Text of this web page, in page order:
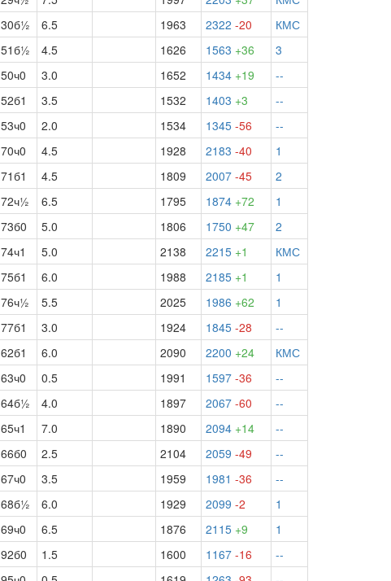
30б½ 6.5 1963 2322 -20
КМС
51б½ 4.5 1626 1563 +36
3
50ч0 3.0 1652 1434 +19
--
52б1 3.5 1532 1403 +3
--
53ч0 2.0 1534 1345 -56
--
70ч0 4.5 1928 2183 -40
1
71б1 4.5 1809 2007 -45
2
72ч½ 6.5 1795 1874 +72
1
73б0 5.0 1806 1750 +47
2
74ч1 5.0 2138 2215 +1
КМС
75б1 6.0 1988 2185 +1
1
76ч½ 5.5 2025 1986 +62
1
77б1 3.0 1924 1845 -28
--
62б1 6.0 2090 2200 +24
КМС
63ч0 0.5 1991 1597 -36
--
64б½ 4.0 1897 2067 -60
--
65ч1 7.0 1890 2094 +14
--
66б0 2.5 2104 2059 -49
--
67ч0 3.5 1959 1981 -36
--
68б½ 6.0 1929 2099 -2
1
69ч0 6.5 1876 2115 +9
1
92б0 1.5 1600 1167 -16
--